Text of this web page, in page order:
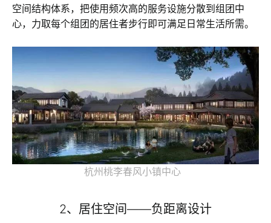
空间结构体系，把使用频次高的服务设施分散到组团中
心，力取每个组团的居住者步行即可满足日常生活所需。
杭州桃李春风小镇中心
2、居住空间——负距离设计